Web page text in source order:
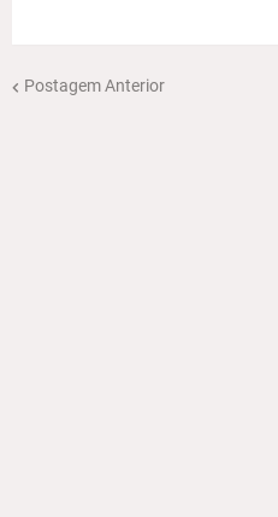
Postagem Anterior